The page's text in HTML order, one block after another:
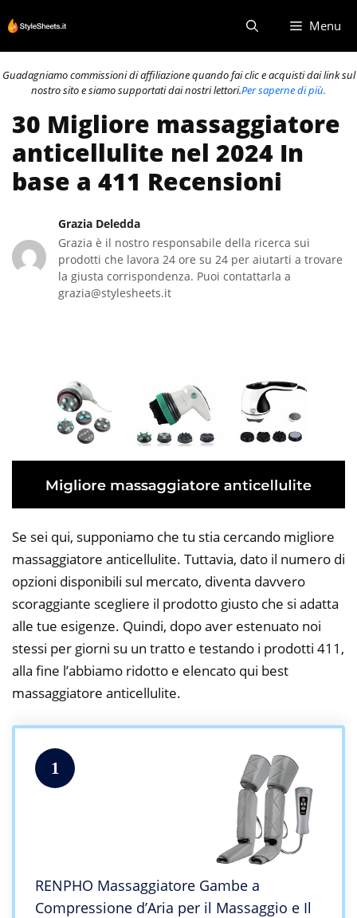
al
contenuto
Menu
Guadagniamo commissioni di affiliazione quando fai clic e acquisti dai link sul
nostro sito e siamo supportati dai nostri lettori.Per saperne di più.
30 Migliore massaggiatore
anticellulite nel 2024 In
base a 411 Recensioni
Grazia Deledda
Grazia è il nostro responsabile della ricerca sui
prodotti che lavora 24 ore su 24 per aiutarti a trovare
la giusta corrispondenza. Puoi contattarla a
grazia@stylesheets.it
Se sei qui, supponiamo che tu stia cercando migliore
massaggiatore anticellulite. Tuttavia, dato il numero di
opzioni disponibili sul mercato, diventa davvero
scoraggiante scegliere il prodotto giusto che si adatta
alle tue esigenze. Quindi, dopo aver estenuato noi
stessi per giorni su un tratto e testando i prodotti 411,
alla fine l’abbiamo ridotto e elencato qui best
massaggiatore anticellulite.
1
RENPHO Massaggiatore Gambe a
Compressione d’Aria per il Massaggio e Il